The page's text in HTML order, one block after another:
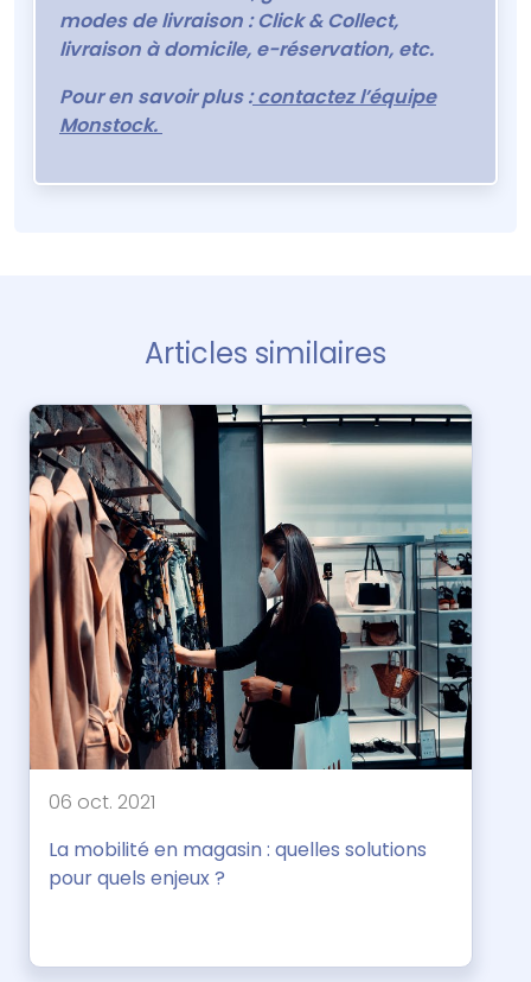
modes de livraison : Click & Collect,
livraison à domicile, e-réservation, etc.
Pour en savoir plus :contactez l’équipe
Monstock.
Articles similaires
06 oct. 2021
La mobilité en magasin : quelles solutions
pour quels enjeux ?